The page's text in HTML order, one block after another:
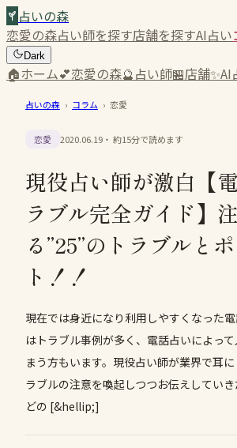
占いの森
恋愛の森占い師を探す店舗を探すAI占い
Dark
🏠ホーム💕恋愛の森🔮占い師🏪店舗✨AI
占いの森 › コラム › 恋愛
恋愛 2020.06.19 ・ 約15分で読めます
現役占い師が激白【
ラブル完全ガイド】
る”25”のトラブルと
ト！！
現在では身近になり利用しやすくなった
はトラブル事例が多く、電話占いによっ
まう方もいます。現役占い師が業界で耳
ラブルの注意を喚起しつつお伝えしていき
どの [&hellip;]